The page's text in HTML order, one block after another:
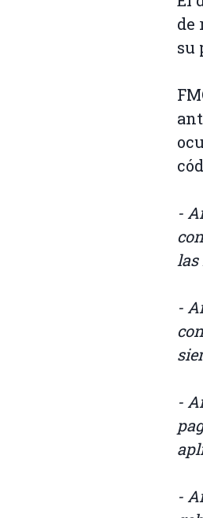
de
su
-
las
-
-
-